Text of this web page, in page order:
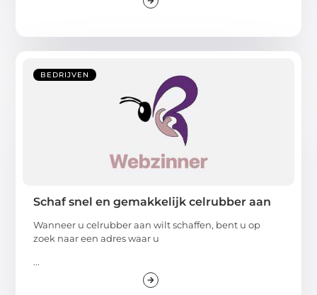
BEDRIJVEN
Schaf snel en gemakkelijk celrubber aan
Wanneer u celrubber aan wilt schaffen, bent u op
zoek naar een adres waar u
...